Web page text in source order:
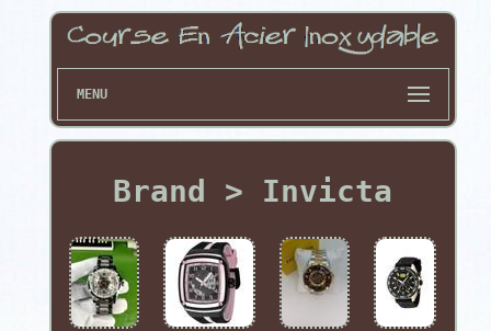
MENU
Brand > Invicta